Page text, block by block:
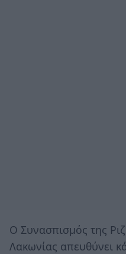
Ο Συνασπισμός της
Λακωνίας απευθύνει